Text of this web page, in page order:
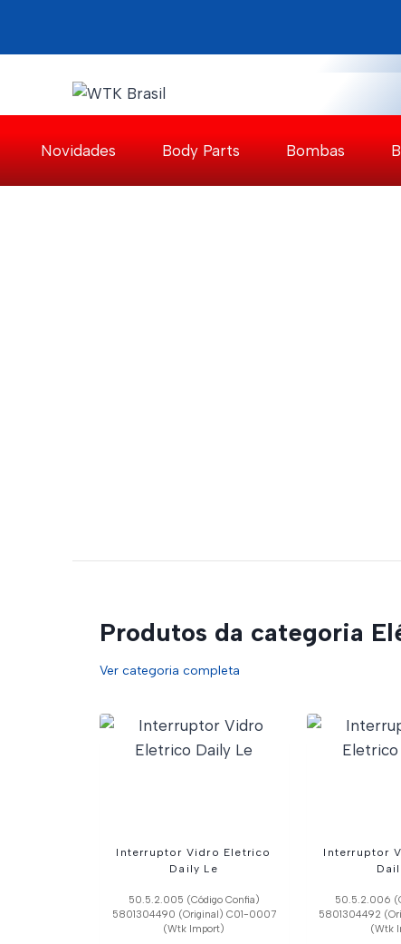
o
Novidades Body Parts Bombas
Produtos da categoria
Ver categoria completa
Interruptor Vidro Eletrico
Daily Le
50.5.2.005 (Código Confia)
5801304490 (Original) C01-0007
(Wtk Import)
Interruptor
50.5.2.006
5801304492
(Wtk